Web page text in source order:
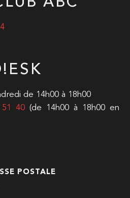
de 14h00 à 18h00
40 (de 14h00 à 18h00 en
POSTALE